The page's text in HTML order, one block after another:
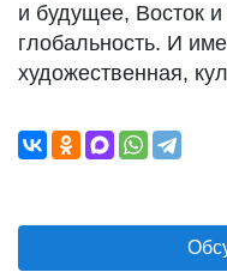
и будущее, Восток
глобальность. И
художественная,